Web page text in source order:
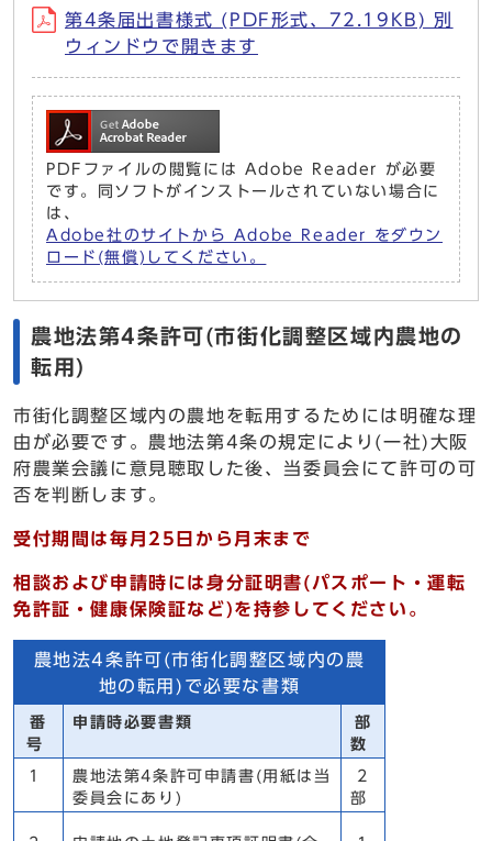
第4条届出書様式 (PDF形式、72.19KB) 別
ウィンドウで開きます
PDFファイルの閲覧には Adobe Reader が必要
です。同ソフトがインストールされていない場合に
は、
Adobe社のサイトから Adobe Reader をダウン
ロード(無償)してください。
農地法第4条許可(市街化調整区域内農地の
転用)
市街化調整区域内の農地を転用するためには明確な理
由が必要です。農地法第4条の規定により(一社)大阪
府農業会議に意見聴取した後、当委員会にて許可の可
否を判断します。
受付期間は毎月25日から月末まで
相談および申請時には身分証明書(パスポート・運転
免許証・健康保険証など)を持参してください。
農地法4条許可(市街化調整区域内の農
地の転用)で必要な書類
番
号
申請時必要書類
部
数
1
農地法第4条許可申請書(用紙は当
委員会にあり)
2
部